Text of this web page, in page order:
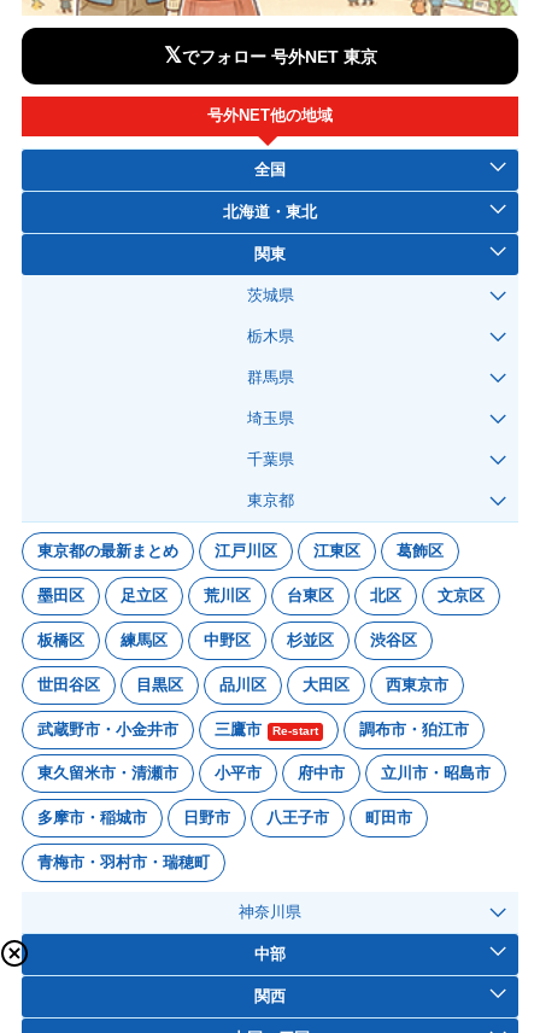
𝕏でフォロー 号外NET 東京
号外NET他の地域
全国
北海道・東北
関東
茨城県
栃木県
群馬県
埼玉県
千葉県
東京都
東京都の最新まとめ 江戸川区 江東区 葛飾区
墨田区 足立区 荒川区 台東区 北区 文京区
板橋区 練馬区 中野区 杉並区 渋谷区
世田谷区 目黒区 品川区 大田区 西東京市
武蔵野市・小金井市 三鷹市 Re-start 調布市・狛江市
東久留米市・清瀬市 小平市 府中市 立川市・昭島市
多摩市・稲城市 日野市 八王子市 町田市
青梅市・羽村市・瑞穂町
神奈川県
中部
関西